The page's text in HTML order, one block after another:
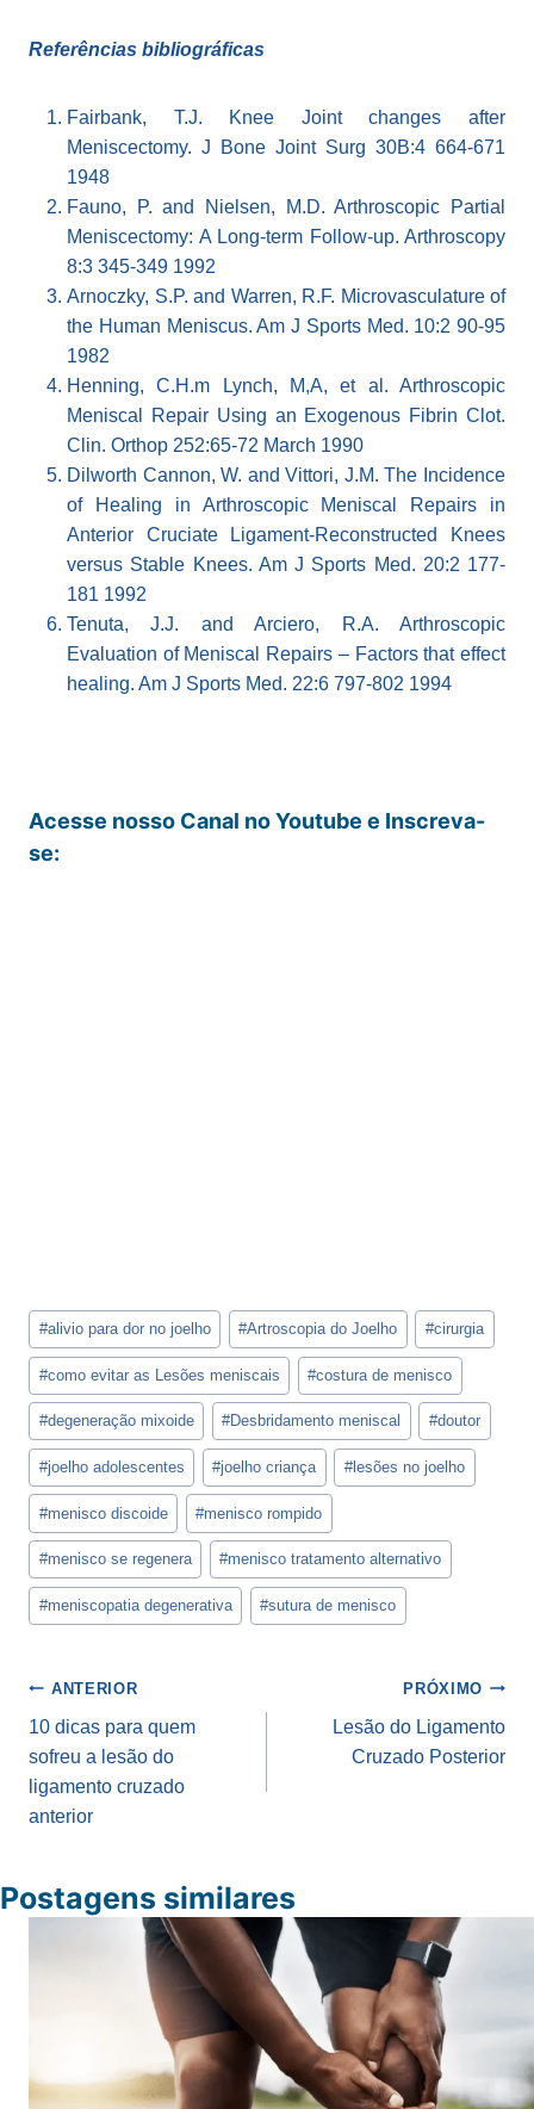
Referências bibliográficas
Fairbank, T.J. Knee Joint changes after
Meniscectomy. J Bone Joint Surg 30B:4 664-671
1948
Fauno, P. and Nielsen, M.D. Arthroscopic Partial
Meniscectomy: A Long-term Follow-up. Arthroscopy
8:3 345-349 1992
Arnoczky, S.P. and Warren, R.F. Microvasculature of
the Human Meniscus. Am J Sports Med. 10:2 90-95
1982
Henning, C.H.m Lynch, M,A, et al. Arthroscopic
Meniscal Repair Using an Exogenous Fibrin Clot.
Clin. Orthop 252:65-72 March 1990
Dilworth Cannon, W. and Vittori, J.M. The Incidence
of Healing in Arthroscopic Meniscal Repairs in
Anterior Cruciate Ligament-Reconstructed Knees
versus Stable Knees. Am J Sports Med. 20:2 177-
181 1992
Tenuta, J.J. and Arciero, R.A. Arthroscopic
Evaluation of Meniscal Repairs – Factors that effect
healing. Am J Sports Med. 22:6 797-802 1994
Acesse nosso Canal no Youtube e Inscreva-
se:
Tags
do
Post:
#alivio para dor no joelho #Artroscopia do Joelho #cirurgia
#como evitar as Lesões meniscais #costura de menisco
#degeneração mixoide #Desbridamento meniscal #doutor
#joelho adolescentes #joelho criança #lesões no joelho
#menisco discoide #menisco rompido
#menisco se regenera #menisco tratamento alternativo
#meniscopatia degenerativa #sutura de menisco
Navegação
de
Post
ANTERIOR
10 dicas para quem
sofreu a lesão do
ligamento cruzado
anterior
PRÓXIMO
Lesão do Ligamento
Cruzado Posterior
Postagens similares